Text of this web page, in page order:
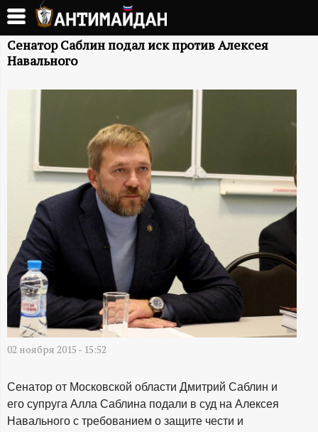
Перейти
основному
содержанию
А
Й
Д
А
Н
-
и
Сенатор Саблин подал иск против Алексея
Навального
02 ноября 2015 - 15:52
Сенатор от Московской области Дмитрий Саблин и
его супруга Алла Саблина подали в суд на Алексея
Навального с требованием о защите чести и